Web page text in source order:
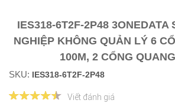
IES318-6T2F-2P48 3ONEDATA
NGHIỆP KHÔNG QUẢN LÝ 6
100M, 2 CỔNG
SKU: IES318-6T2F-2P48
Viết đánh giá